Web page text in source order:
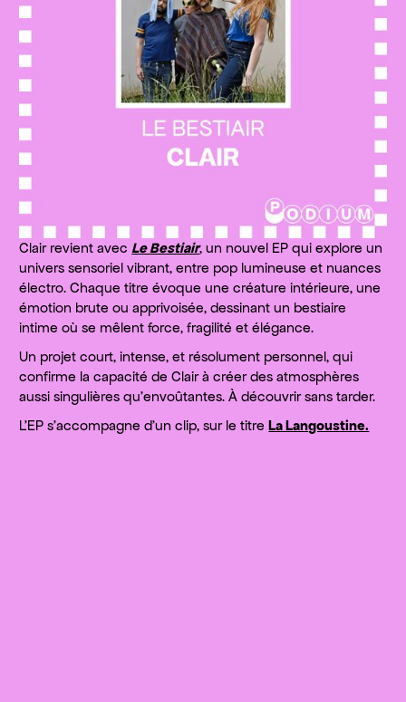
Clair revient avec Le Bestiair, un nouvel EP qui explore un
univers sensoriel vibrant, entre pop lumineuse et nuances
électro. Chaque titre évoque une créature intérieure, une
émotion brute ou apprivoisée, dessinant un bestiaire
intime où se mêlent force, fragilité et élégance.
Un projet court, intense, et résolument personnel, qui
confirme la capacité de Clair à créer des atmosphères
aussi singulières qu’envoûtantes. À découvrir sans tarder.
L'EP s'accompagne d'un clip, sur le titreLa Langoustine.